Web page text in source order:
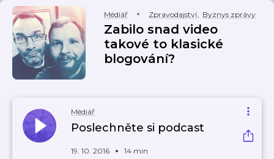
Médiář Zpravodajství, Byznys zprávy
Zabilo snad video
takové to klasické
blogování?
Médiář
Poslechněte si podcast
19. 10. 2016 14 min